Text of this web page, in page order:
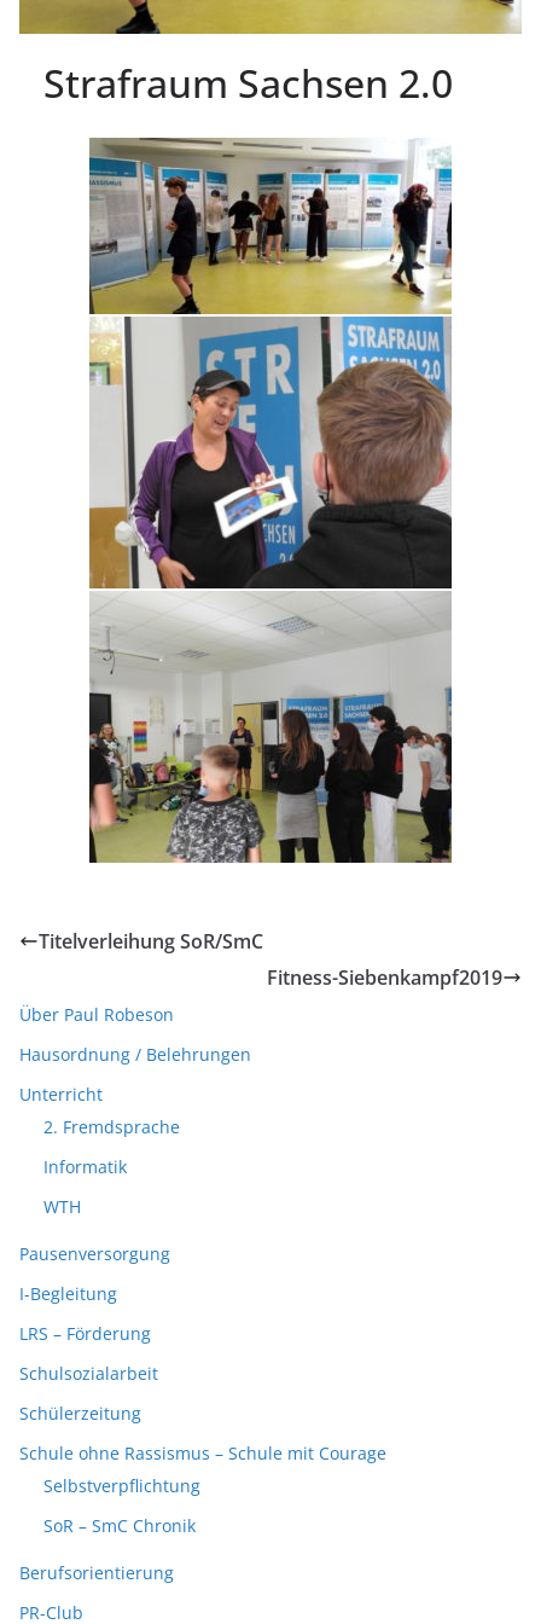
Strafraum Sachsen 2.0
Titelverleihung SoR/SmC
Fitness-Siebenkampf2019
Über Paul Robeson
Hausordnung / Belehrungen
Unterricht
2. Fremdsprache
Informatik
WTH
Pausenversorgung
I-Begleitung
LRS – Förderung
Schulsozialarbeit
Schülerzeitung
Schule ohne Rassismus – Schule mit Courage
Selbstverpflichtung
SoR – SmC Chronik
Berufsorientierung
PR-Club